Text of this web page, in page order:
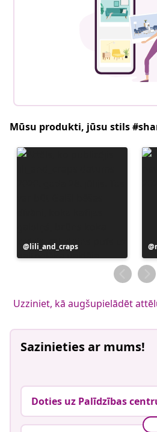
Mūsu produkti, jūsu stils
Ierakstu
publicējis
lili_and_craps
Uzziniet, kā augšupielādēt
Sazinieties ar mums!
Doties uz Palīdzības